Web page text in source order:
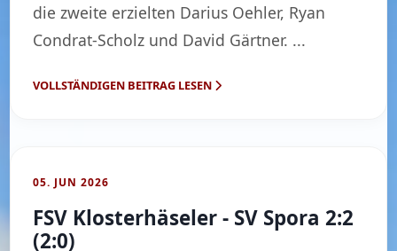
die zweite erzielten Darius Oehler, Ryan
Condrat-Scholz und David Gärtner. ...
VOLLSTÄNDIGEN BEITRAG LESEN
05. JUN 2026
FSV Klosterhäseler - SV Spora 2:2
(2:0)